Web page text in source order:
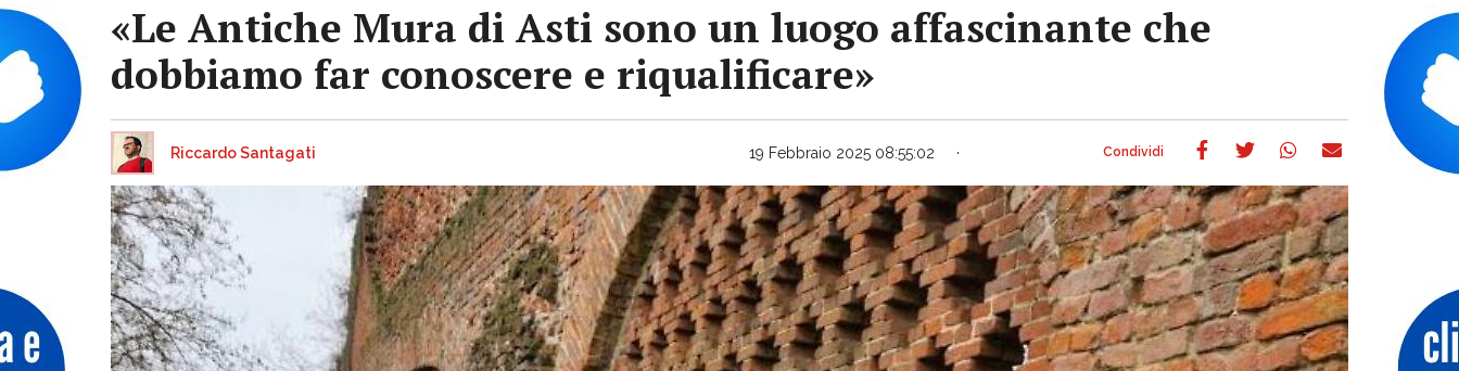
«Le Antiche Mura di Asti sono un luogo affascinante che
dobbiamo far conoscere e riqualificare»
Riccardo Santagati 19 Febbraio 2025 08:55:02